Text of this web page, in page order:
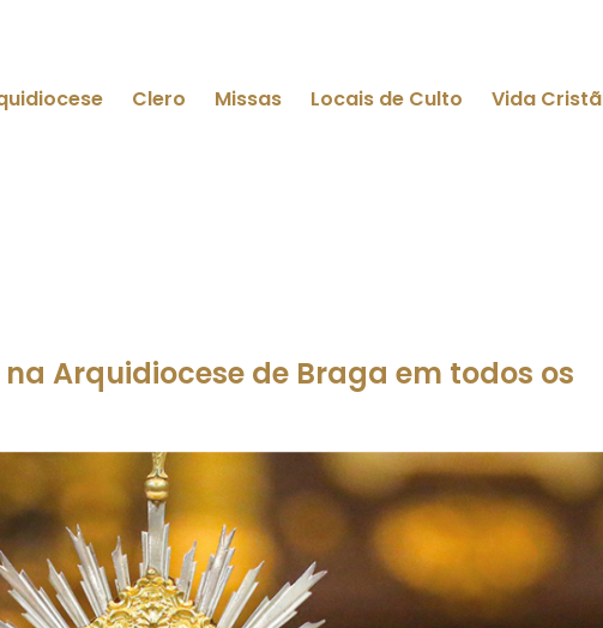
Clero Missas Locais de Culto Vida Cristã
Arquidiocese de Braga em todos os